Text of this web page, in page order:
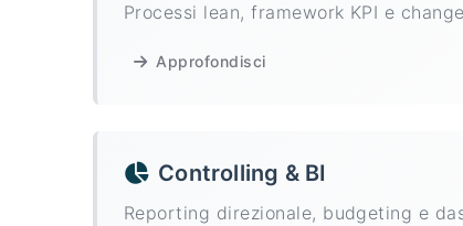
Processi lean, framework KPI e
Approfondisci
Controlling & BI
Reporting direzionale, budgeting e